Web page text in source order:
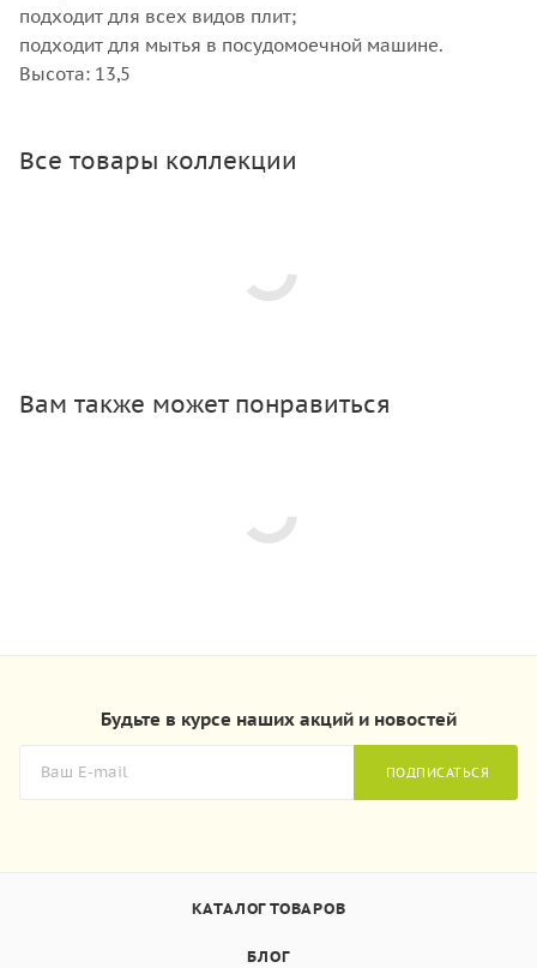
подходит для всех видов плит;
подходит для мытья в посудомоечной машине.
Высота: 13,5
Все товары коллекции
Вам также может понравиться
Будьте в курсе наших акций и новостей
ПОДПИСАТЬСЯ
КАТАЛОГ ТОВАРОВ
БЛОГ